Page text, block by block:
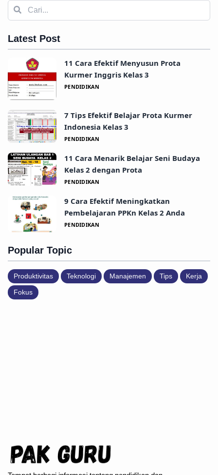
Latest Post
11 Cara Efektif Menyusun Prota
Kurmer Inggris Kelas 3
PENDIDIKAN
7 Tips Efektif Belajar Prota Kurmer
Indonesia Kelas 3
PENDIDIKAN
11 Cara Menarik Belajar Seni Budaya
Kelas 2 dengan Prota
PENDIDIKAN
9 Cara Efektif Meningkatkan
Pembelajaran PPKn Kelas 2 Anda
PENDIDIKAN
Popular Topic
Produktivitas Teknologi Manajemen Tips Kerja
Fokus